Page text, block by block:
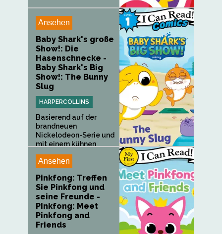
Ansehen
Baby Shark's große
Show!: Die
Hasenschnecke -
Baby Shark's Big
Show!: The Bunny
Slug
HARPERCOLLINS
Basierend auf der
brandneuen
Nickelodeon-Serie und
mit einem kühnen
neuen...
Ansehen
Pinkfong: Treffen
Sie Pinkfong und
seine Freunde -
Pinkfong: Meet
Pinkfong and
Friends